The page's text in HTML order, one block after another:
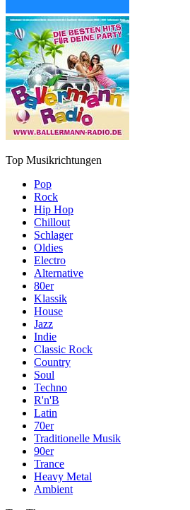
Top Musikrichtungen
Pop
Rock
Hip Hop
Chillout
Schlager
Oldies
Electro
Alternative
80er
Klassik
House
Jazz
Indie
Classic Rock
Country
Soul
Techno
R'n'B
Latin
70er
Traditionelle Musik
90er
Trance
Heavy Metal
Ambient